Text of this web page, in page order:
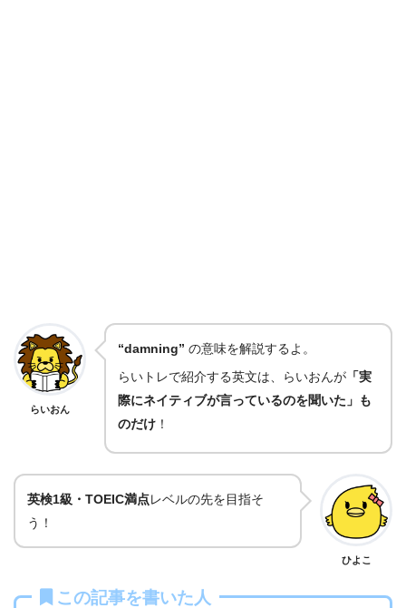
らいおん
“damning” の意味を解説するよ。
らいトレで紹介する英文は、らいおんが 「実
際にネイティブが言っているのを聞いた」も
のだけ ！
英検1級・TOEIC満点レベルの先を目指そ
う！
ひよこ
この記事を書いた人